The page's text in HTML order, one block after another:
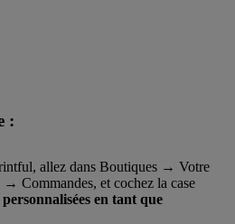
:
allez dans Boutiques → Votre
Commandes, et cochez la case
en tant que